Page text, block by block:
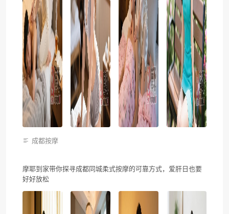
成都按摩
摩耶到家带你探寻成都同城柔式按摩的可靠方式，爱肝日也要
好好放松